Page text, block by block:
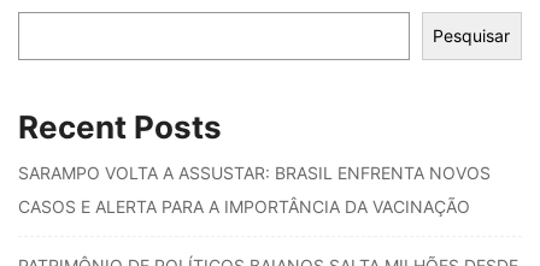
Pesquisar
Recent Posts
SARAMPO VOLTA A ASSUSTAR: BRASIL ENFRENTA NOVOS
CASOS E ALERTA PARA A IMPORTÂNCIA DA VACINAÇÃO